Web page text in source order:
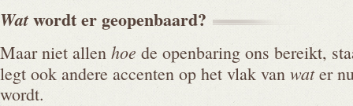
Watwordt ergeopenbaard?
Maar niet allen hoe de openbaring ons bereikt,
legt ook andere accenten op het vlak van water
wordt.